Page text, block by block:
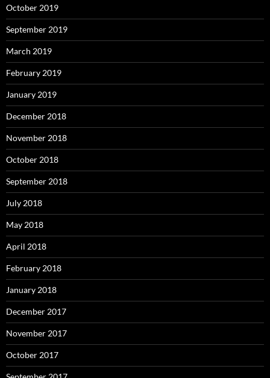
October 2019
September 2019
March 2019
February 2019
January 2019
December 2018
November 2018
October 2018
September 2018
July 2018
May 2018
April 2018
February 2018
January 2018
December 2017
November 2017
October 2017